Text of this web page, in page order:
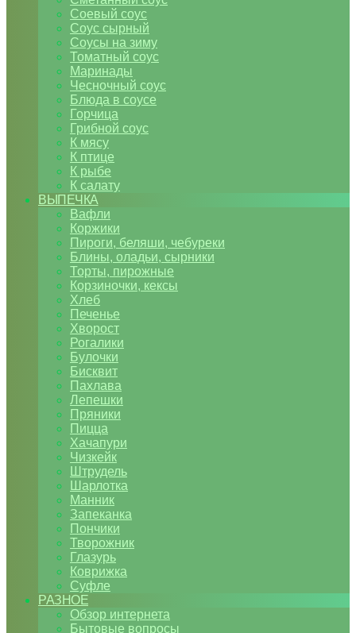
Соевый соус
Соус сырный
Соусы на зиму
Томатный соус
Маринады
Чесночный соус
Блюда в соусе
Горчица
Грибной соус
К мясу
К птице
К рыбе
К салату
ВЫПЕЧКА
Вафли
Коржики
Пироги, беляши, чебуреки
Блины, оладьи, сырники
Торты, пирожные
Корзиночки, кексы
Хлеб
Печенье
Хворост
Рогалики
Булочки
Бисквит
Пахлава
Лепешки
Пряники
Пицца
Хачапури
Чизкейк
Штрудель
Шарлотка
Манник
Запеканка
Пончики
Творожник
Глазурь
Коврижка
Суфле
РАЗНОЕ
Обзор интернета
Бытовые вопросы